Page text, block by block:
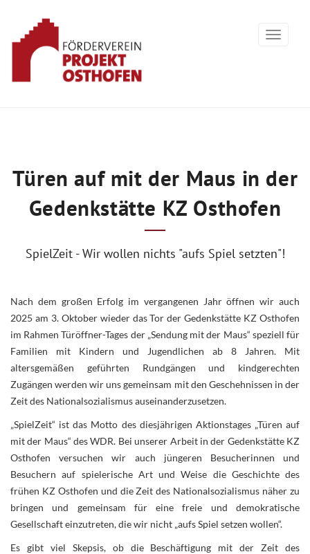
Türen auf mit der Maus in der
Gedenkstätte KZ Osthofen
SpielZeit - Wir wollen nichts "aufs Spiel setzten"!
Nach dem großen Erfolg im vergangenen Jahr öffnen wir auch
2025 am 3. Oktober wieder das Tor der Gedenkstätte KZ Osthofen
im Rahmen Türöffner-Tages der „Sendung mit der Maus“ speziell für
Familien mit Kindern und Jugendlichen ab 8 Jahren. Mit
altersgemäßen geführten Rundgängen und kindgerechten
Zugängen werden wir uns gemeinsam mit den Geschehnissen in der
Zeit des Nationalsozialismus auseinanderzusetzen.
„SpielZeit“ ist das Motto des diesjährigen Aktionstages „Türen auf
mit der Maus“ des WDR. Bei unserer Arbeit in der Gedenkstätte KZ
Osthofen versuchen wir auch jüngeren Besucherinnen und
Besuchern auf spielerische Art und Weise die Geschichte des
frühen KZ Osthofen und die Zeit des Nationalsozialismus näher zu
bringen und gemeinsam für eine freie und demokratische
Gesellschaft einzutreten, die wir nicht „aufs Spiel setzen wollen“.
Es gibt viel Skepsis, ob die Beschäftigung mit der Zeit des